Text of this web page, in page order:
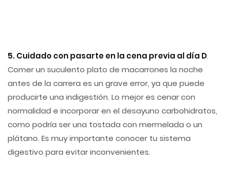
5. Cuidado con pasarte en la cena previa al día D.
Comer un suculento plato de macarrones la noche
antes de la carrera es un grave error, ya que puede
producirte una indigestión. Lo mejor es cenar con
normalidad e incorporar en el desayuno carbohidratos,
como podría ser una tostada con mermelada o un
plátano. Es muy importante conocer tu sistema
digestivo para evitar inconvenientes.